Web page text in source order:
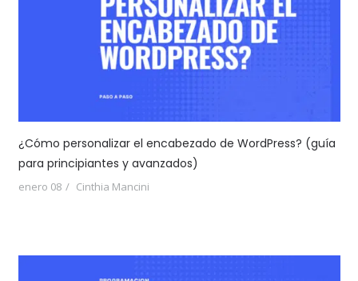
¿Cómo personalizar el encabezado de WordPress? (guía
para principiantes y avanzados)
enero 08 Cinthia Mancini